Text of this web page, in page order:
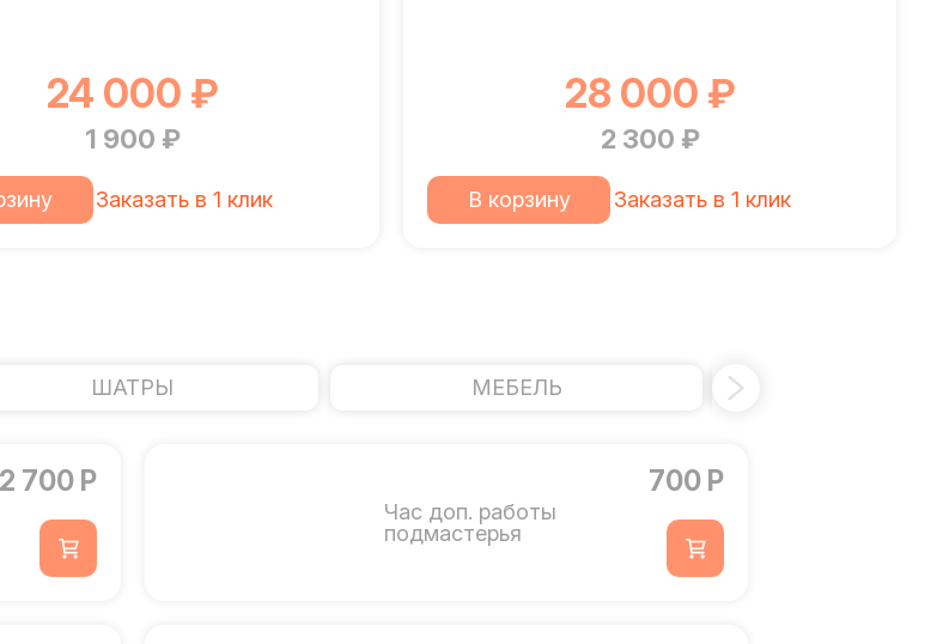
24 000 ₽
1 900 ₽
Заказать в 1 клик
28 000 ₽
2 300 ₽
В корзину Заказать в 1 клик
ШАТРЫ МЕБЕЛЬ
2 700 Р
Час доп. работы
подмастерья
700 Р